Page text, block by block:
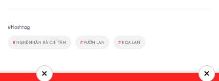
#Hashtag
# NGHỆ NHÂN HÀ CHÍ TÂM #VƯỜN LAN # HOA LAN
×
×